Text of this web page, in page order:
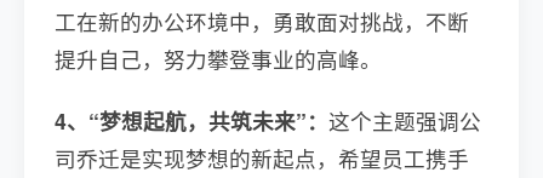
工在新的办公环境中，勇敢面对挑战，不断
提升自己，努力攀登事业的高峰。
4、“梦想起航，共筑未来”： 这个主题强调公
司乔迁是实现梦想的新起点，希望员工携手